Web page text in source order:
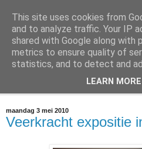
@marc_otte
If you have nothing to do, don't
maandag 3 mei 2010
Veerkracht expositie
This site uses cookies from
and to analyze traffic. Your IP
shared with Google along with
metrics to ensure quality of
statistics, and to detect and
LEARN MORE